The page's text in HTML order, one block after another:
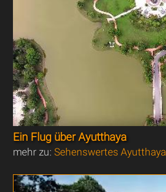
Ein Flug über Ayutthaya
mehr zu:Sehenswertes Ayutthaya